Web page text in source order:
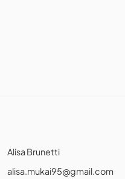
Alisa Brunetti
alisa.mukai95@gmail.com